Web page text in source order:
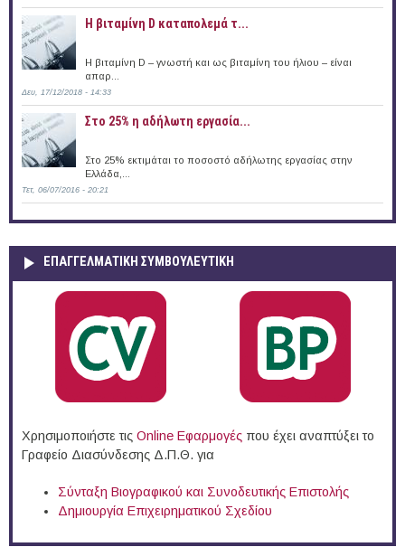
Η βιταμίνη D καταπολεμά τ...
Η βιταμίνη D – γνωστή και ως βιταμίνη του ήλιου – είναι
απαρ...
Δευ, 17/12/2018 - 14:33
Στο 25% η αδήλωτη εργασία...
Στο 25% εκτιμάται το ποσοστό αδήλωτης εργασίας στην
Ελλάδα,...
Τετ, 06/07/2016 - 20:21
ΕΠΑΓΓΕΛΜΑΤΙΚΉ ΣΥΜΒΟΥΛΕΥΤΙΚΉ
Χρησιμοποιήστε τις Online Eφαρμογές που έχει αναπτύξει το
Γραφείο Διασύνδεσης Δ.Π.Θ. για
Σύνταξη Βιογραφικού και Συνοδευτικής Επιστολής
Δημιουργία Επιχειρηματικού Σχεδίου